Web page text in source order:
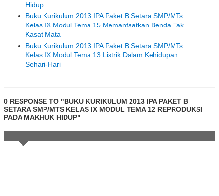
Hidup
Buku Kurikulum 2013 IPA Paket B Setara SMP/MTs
Kelas IX Modul Tema 15 Memanfaatkan Benda Tak
Kasat Mata
Buku Kurikulum 2013 IPA Paket B Setara SMP/MTs
Kelas IX Modul Tema 13 Listrik Dalam Kehidupan
Sehari-Hari
0 RESPONSE TO "BUKU KURIKULUM 2013 IPA PAKET B
SETARA SMP/MTS KELAS IX MODUL TEMA 12 REPRODUKSI
PADA MAKHUK HIDUP"